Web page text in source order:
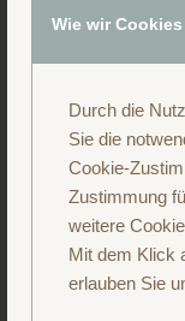
Wie wir
Durch die
Sie die
Cookie-
Zustimmung
weitere
Mit dem Klick
erlauben Sie
Folge uns